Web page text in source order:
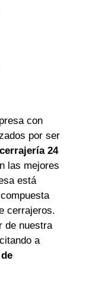
con
por ser
24
las mejores
está
cerrajeros.
de nuestra
a